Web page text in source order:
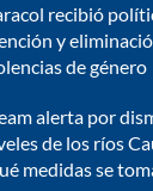
recibió
y
de género
alerta por
de los ríos
medidas se